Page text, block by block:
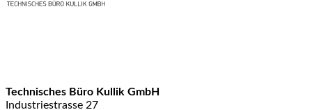
Technisches Büro Kullik GmbH
Industriestrasse 27